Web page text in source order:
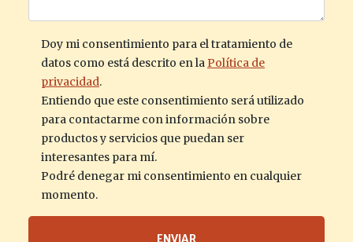
Doy mi consentimiento para el tratamiento de
datos como está descrito en laPolítica de
privacidad.
Entiendo que este consentimiento será utilizado
para contactarme con información sobre
productos y servicios que puedan ser
interesantes para mí.
Podré denegar mi consentimiento en cualquier
momento.